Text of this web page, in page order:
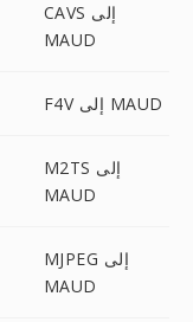
CAVS إلى
MAUD
F4V إلى MAUD
M2TS إلى
MAUD
MJPEG إلى
MAUD